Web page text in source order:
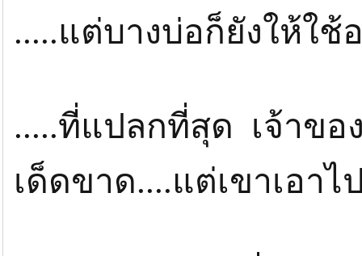
.....แต่บางบ่อก็ยังให้ใช้
.....ที่แปลกที่สุด เจ้าขอ
เด็ดขาด....แต่เขาเอา